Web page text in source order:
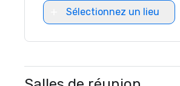
Sélectionnez un lieu